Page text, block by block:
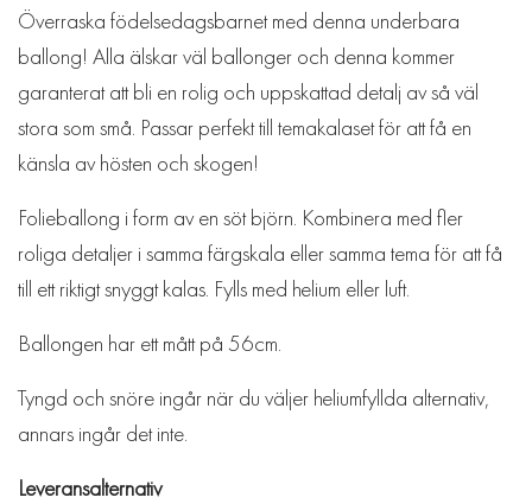
Överraska födelsedagsbarnet med denna underbara
ballong! Alla älskar väl ballonger och denna kommer
garanterat att bli en rolig och uppskattad detalj av så väl
stora som små. Passar perfekt till temakalaset för att få en
känsla av hösten och skogen!
Folieballong i form av en söt björn. Kombinera med fler
roliga detaljer i samma färgskala eller samma tema för att få
till ett riktigt snyggt kalas. Fylls med helium eller luft.
Ballongen har ett mått på 56cm.
Tyngd och snöre ingår när du väljer heliumfyllda alternativ,
annars ingår det inte.
Leveransalternativ